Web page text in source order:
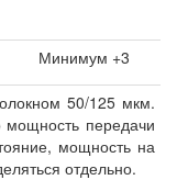
Минимум +3
50/125 мкм.
мощность передачи
мощность на
отдельно.